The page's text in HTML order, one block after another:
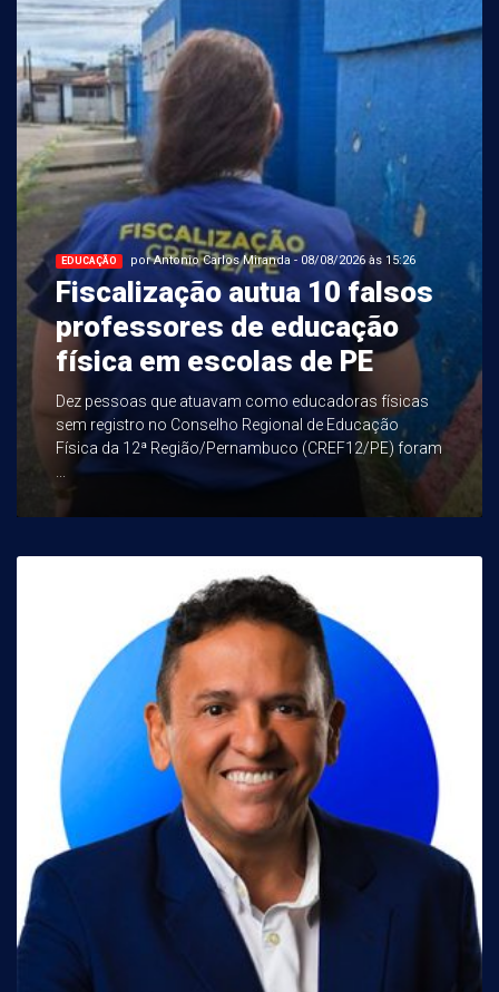
EDUCAÇÃO por Antonio Carlos Miranda - 08/08/2026 às 15:26
Fiscalização autua 10 falsos
professores de educação
física em escolas de PE
Dez pessoas que atuavam como educadoras físicas
sem registro no Conselho Regional de Educação
Física da 12ª Região/Pernambuco (CREF12/PE) foram